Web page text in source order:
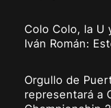
Colo Colo, la U
Iván Román:
Orgullo de
representará a